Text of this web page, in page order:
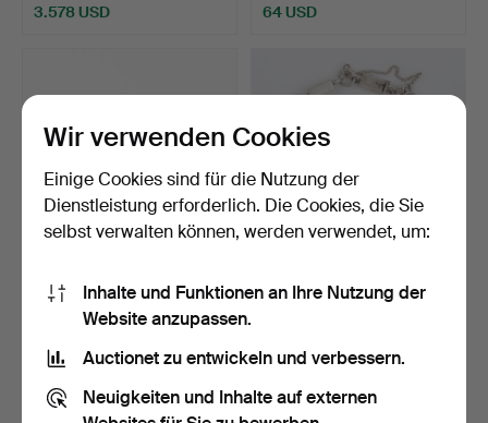
3.578 USD 64 USD
ARMBAND, 14K Gold, 20.
Jahrhundert.
Beendet 5. Aug 2026
9 Gebote
WIWEN NILSSON.
Armband, Stabglieder,
11 Gebote
Wir verwenden Cookies
Einige Cookies sind für die Nutzung der
Dienstleistung erforderlich. Die Cookies, die Sie
selbst verwalten können, werden verwendet, um:
Inhalte und Funktionen an Ihre Nutzung der
Website anzupassen.
Auctionet zu entwickeln und verbessern.
Neuigkeiten und Inhalte auf externen